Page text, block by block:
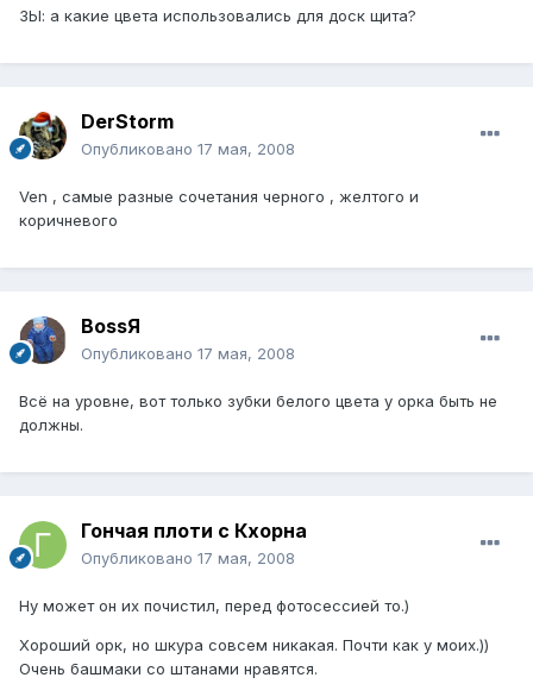
ЗЫ: а какие цвета использовались для доск щита?
DerStorm
Опубликовано 17 мая, 2008
Ven , самые разные сочетания черного , желтого и
коричневого
BossЯ
Опубликовано 17 мая, 2008
Всё на уровне, вот только зубки белого цвета у орка быть не
должны.
Гончая плоти с Кхорна
Опубликовано 17 мая, 2008
Ну может он их почистил, перед фотосессией то.)
Хороший орк, но шкура совсем никакая. Почти как у моих.))
Очень башмаки со штанами нравятся.